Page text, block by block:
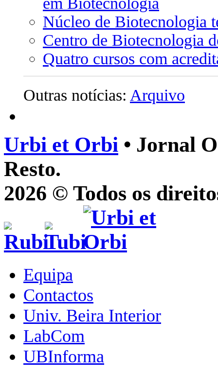
Núcleo de Biotecnologia
Centro de Biotecnologia
Quatro cursos com
Outras notícias: Arquivo
Urbi et Orbi • Jornal
Resto.
2026 © Todos os
Equipa
Contactos
Univ. Beira Interior
LabCom
UBInforma